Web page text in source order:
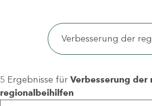
5 Ergebnisse für Verbesserung
regionalbeihilfen